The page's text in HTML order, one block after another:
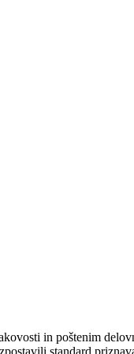
in poštenim
standard